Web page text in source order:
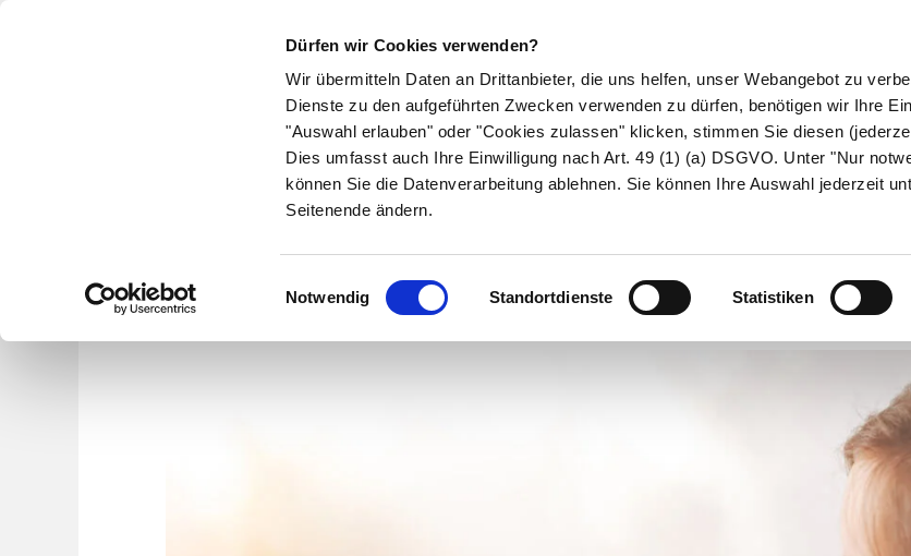
Dürfen wir Cookies verwenden?
Wir übermitteln Daten an Drittanbieter, die uns helfen, unser Webangebot zu
Dienste zu den aufgeführten Zwecken verwenden zu dürfen, benötigen wir Ihre
"Auswahl erlauben" oder "Cookies zulassen" klicken, stimmen Sie diesen
Dies umfasst auch Ihre Einwilligung nach Art. 49 (1) (a) DSGVO. Unter "Nur
können Sie die Datenverarbeitung ablehnen. Sie können Ihre Auswahl jederzeit
Seitenende ändern.
Einwilligungsauswahl
Notwendig Standortdienste Statistiken
Symptome Therapie Medikamente Naturheilkunde Eltern & Kind
Scharlach